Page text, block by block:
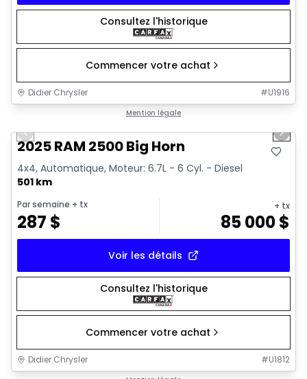
Consultez l'historique
Commencer votre achat
Didier Chrysler #U1916
Mention légale
Previous slide Next
2025 RAM 2500 Big Horn
4x4, Automatique, Moteur: 6.7L - 6 Cyl. - Diesel
501 km
Par semaine + tx
287 $
+ tx
85 000$
Voir les détails
Consultez l'historique
Commencer votre achat
Didier Chrysler #U1812